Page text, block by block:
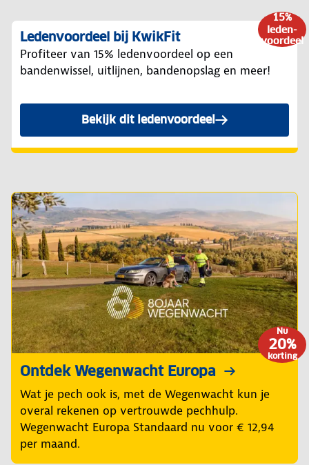
15%
leden-
voordeel
Ledenvoordeel bij KwikFit
Profiteer van 15% ledenvoordeel op een
bandenwissel, uitlijnen, bandenopslag en meer!
Bekijk dit ledenvoordeel
Nu
20%
korting
Ontdek Wegenwacht Europa
Wat je pech ook is, met de Wegenwacht kun je
overal rekenen op vertrouwde pechhulp.
Wegenwacht Europa Standaard nu voor € 12,94
per maand.